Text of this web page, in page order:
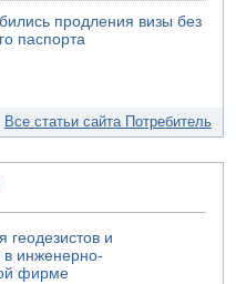
продления визы без
паспорта
Все статьи сайта Потребитель
геодезистов и
инженерно-
фирме